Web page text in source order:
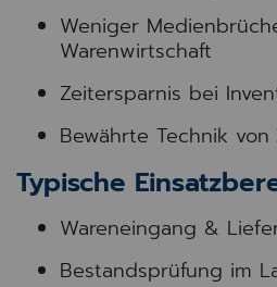
Weniger
Warenwirtschaft
Zeitersparnis bei
Bewährte Technik von
Typische
Wareneingang &
Bestandsprüfung im